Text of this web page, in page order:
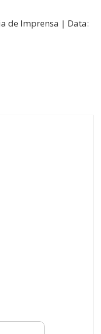
de Imprensa | Data: